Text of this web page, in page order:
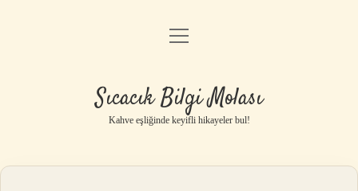
Anasayfa
Yasal Uyarı
menüyü
Sıcacık Bilgi Molası
Kahve eşliğinde keyifli hikayeler bul!